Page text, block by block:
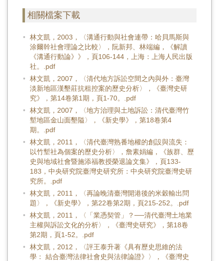
相關檔案下載
林文凱，2003，〈溝通行動與社會連帶：哈貝馬斯與
涂爾幹社會理論之比較〉，阮新邦、林端編，《解讀
《溝通行動論》》，頁106-144，上海：上海人民出版
社。.pdf
林文凱，2007，〈清代地方訴訟空間之內與外：臺灣
淡新地區漢墾莊抗租控案的歷史分析〉，《臺灣史研
究》，第14卷第1期，頁1-70。.pdf
林文凱，2007，〈地方治理與土地訴訟：清代臺灣竹
塹地區金山面墾隘〉，《新史學》，第18卷第4
期。.pdf
林文凱，2011，〈清代臺灣熟番地權的創設與流失：
以竹塹社為個案的歷史分析〉，詹素娟編，《族群、歷
史與地域社會暨施添福教授榮退論文集》，頁133-
183，中央研究院臺灣史研究所：中央研究院臺灣史研
究所。.pdf
林文凱，2011，〈再論晚清臺灣開港後的米穀輸出問
題〉，《新史學》，第22卷第2期，頁215-252。.pdf
林文凱，2011，〈「業憑契管」？──清代臺灣土地業
主權與訴訟文化的分析〉，《臺灣史研究》，第18卷
第2期，頁1-52。.pdf
林文凱，2012，〈評王泰升著《具有歷史思維的法
學： 結合臺灣法律社會史與法律論證》〉，《臺灣史